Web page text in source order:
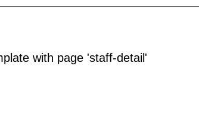
with page 'staff-detail'